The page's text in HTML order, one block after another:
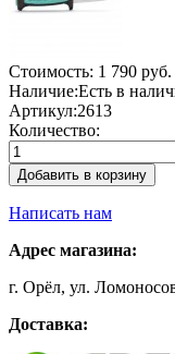
Стоимость: 1 790 руб.
Наличие:Есть в
Артикул:2613
Количество:
Добавить в корзину
Написать нам
Адрес магазина:
г. Орёл, ул.
Доставка: